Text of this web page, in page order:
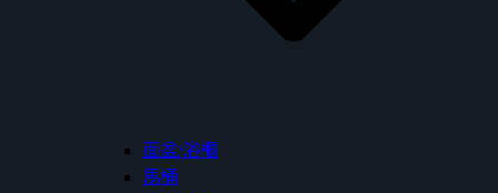
面盆/浴櫃
馬桶